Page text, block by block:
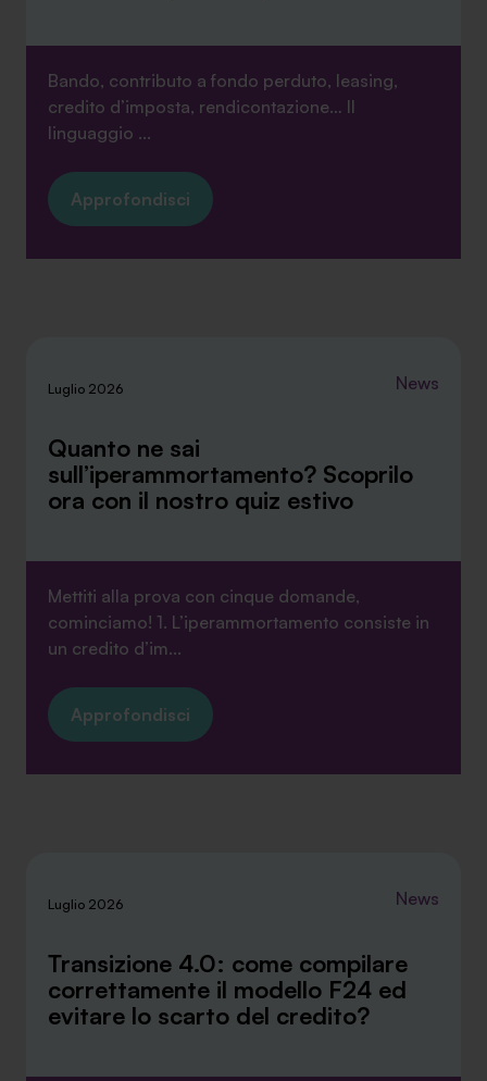
Bando, contributo a fondo perduto, leasing,
credito d’imposta, rendicontazione… Il
linguaggio ...
Approfondisci
Luglio 2026 News
Quanto ne sai
sull’iperammortamento? Scoprilo
ora con il nostro quiz estivo
Mettiti alla prova con cinque domande,
cominciamo! 1. L’iperammortamento consiste in
un credito d’im...
Approfondisci
Luglio 2026 News
Transizione 4.0: come compilare
correttamente il modello F24 ed
evitare lo scarto del credito?